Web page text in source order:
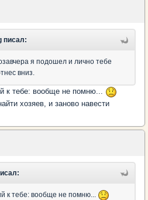
писал:
я подошел и лично тебе
вниз.
к тебе: вообще не помню...
хозяев, и заново навести
к тебе: вообще не помню...